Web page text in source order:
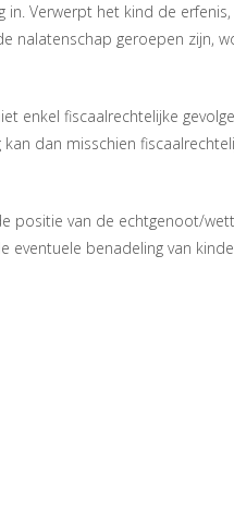
Verwerpt het kind de
nalatenschap geroepen zijn,
enkel fiscaalrechtelijke
dan misschien
positie van de echtgenoot/
benadeling van